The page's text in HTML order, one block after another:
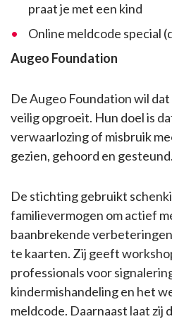
praat je met een kind
Online meldcode special
Augeo Foundation
De Augeo Foundation wil
veilig opgroeit. Hun doel is
verwaarlozing of misbruik
gezien, gehoord en gesteund.
De stichting gebruikt
familievermogen om actief
baanbrekende
te kaarten. Zij geeft
professionals voor
kindermishandeling en het
meldcode. Daarnaast laat zij